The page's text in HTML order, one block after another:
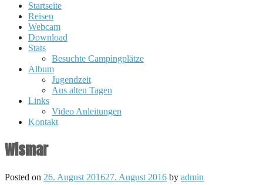
Startseite
Reisen
Webcam
Download
Stats
Besuchte Campingplätze
Album
Jugendzeit
Aus alten Tagen
Links
Video Anleitungen
Kontakt
Wismar
Posted on 26. August 201627. August 2016 by admin